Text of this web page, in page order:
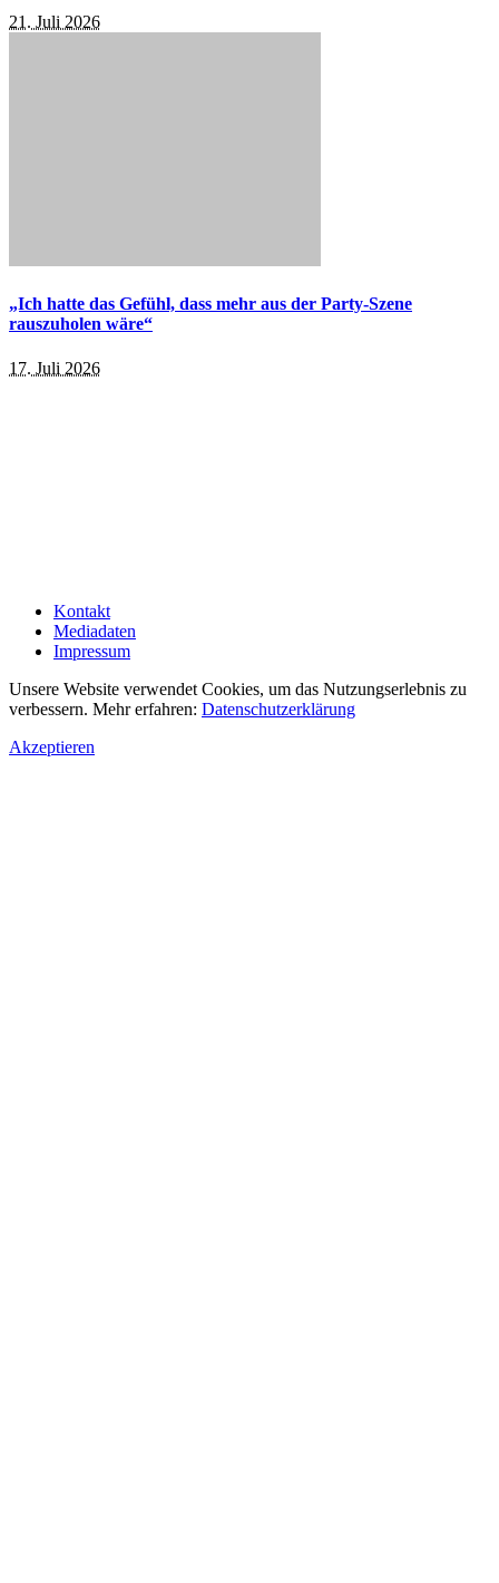
21. Juli 2026
„Ich hatte das Gefühl, dass mehr aus der Party-Szene
rauszuholen wäre“
17. Juli 2026
Kontakt
Mediadaten
Impressum
Unsere Website verwendet Cookies, um das Nutzungserlebnis zu
verbessern. Mehr erfahren: Datenschutzerklärung
Akzeptieren